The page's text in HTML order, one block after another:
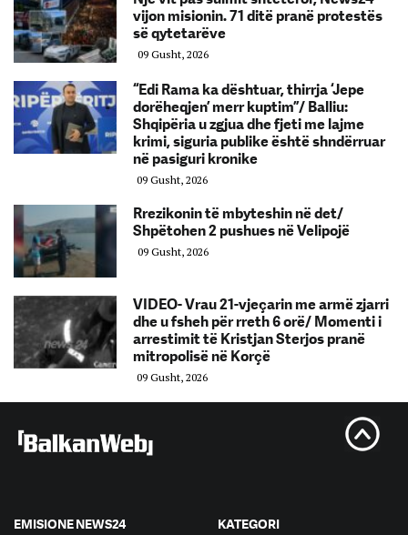
vijon misionin. 71 ditë pranë protestës
së qytetarëve
09 Gusht, 2026
“Edi Rama ka dështuar, thirrja ‘Jepe
dorëheqjen’ merr kuptim”/ Balliu:
Shqipëria u zgjua dhe fjeti me lajme
krimi, siguria publike është shndërruar
në pasiguri kronike
09 Gusht, 2026
Rrezikonin të mbyteshin në det/
Shpëtohen 2 pushues në Velipojë
09 Gusht, 2026
VIDEO- Vrau 21-vjeçarin me armë zjarri
dhe u fsheh për rreth 6 orë/ Momenti i
arrestimit të Kristjan Sterjos pranë
mitropolisë në Korçë
09 Gusht, 2026
EMISIONE NEWS24 KATEGORI